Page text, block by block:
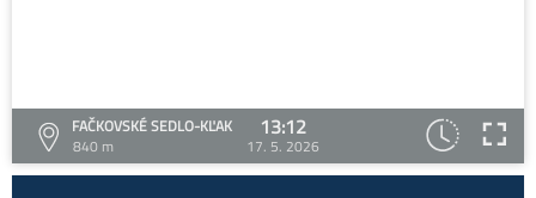
FAČKOVSKÉ SEDLO-KĽAK
840 m
13:12
17. 5. 2026